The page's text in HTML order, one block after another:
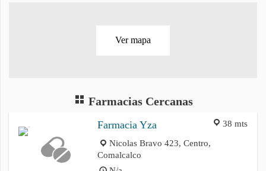
Ver mapa
Farmacias Cercanas
38 mts
Farmacia Yza
Nicolas Bravo 423, Centro,
Comalcalco